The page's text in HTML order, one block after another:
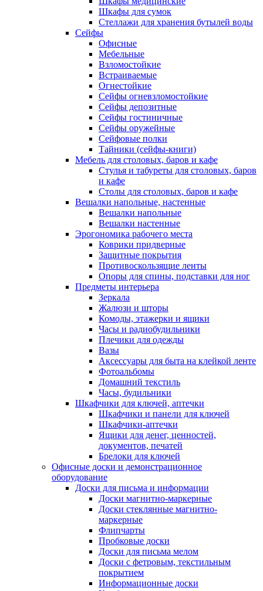
Шкафы для сумок
Стеллажи для хранения бутылей воды
Сейфы
Офисные
Мебельные
Взломостойкие
Встраиваемые
Огнестойкие
Сейфы огневзломостойкие
Сейфы депозитные
Сейфы гостиничные
Сейфы оружейные
Сейфовые полки
Тайники (сейфы-книги)
Мебель для столовых, баров и кафе
Стулья и табуреты для столовых, баров
и кафе
Столы для столовых, баров и кафе
Вешалки напольные, настенные
Вешалки напольные
Вешалки настенные
Эрогономика рабочего места
Коврики придверные
Защитные покрытия
Противоскользящие ленты
Опоры для спины, подставки для ног
Предметы интерьера
Зеркала
Жалюзи и шторы
Комоды, этажерки и ящики
Часы и радиобудильники
Плечики для одежды
Вазы
Аксессуары для быта на клейкой ленте
Фотоальбомы
Домашний текстиль
Часы, будильники
Шкафчики для ключей, аптечки
Шкафчики и панели для ключей
Шкафчики-аптечки
Ящики для денег, ценностей,
документов, печатей
Брелоки для ключей
Офисные доски и демонстрационное
оборудование
Доски для письма и информации
Доски магнитно-маркерные
Доски стеклянные магнитно-
маркерные
Флипчарты
Пробковые доски
Доски для письма мелом
Доски с фетровым, текстильным
покрытием
Информационные доски